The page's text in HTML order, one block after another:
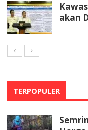
akan
TERPOPULER